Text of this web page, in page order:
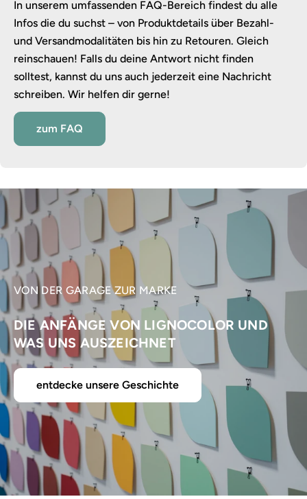
In unserem umfassenden FAQ-Bereich findest du alle
Infos die du suchst – von Produktdetails über Bezahl-
und Versandmodalitäten bis hin zu Retouren. Gleich
reinschauen! Falls du deine Antwort nicht finden
solltest, kannst du uns auch jederzeit eine Nachricht
schreiben. Wir helfen dir gerne!
zum FAQ
VON DER GARAGE ZUR MARKE
DIE ANFÄNGE VON LIGNOCOLOR UND
WAS UNS AUSZEICHNET
entdecke unsere Geschichte